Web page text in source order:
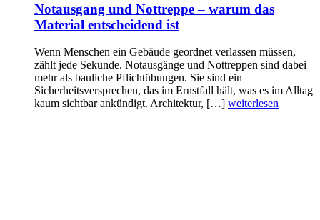
Notausgang und Nottreppe – warum das
Material entscheidend ist
Wenn Menschen ein Gebäude geordnet verlassen müssen,
zählt jede Sekunde. Notausgänge und Nottreppen sind dabei
mehr als bauliche Pflichtübungen. Sie sind ein
Sicherheitsversprechen, das im Ernstfall hält, was es im Alltag
kaum sichtbar ankündigt. Architektur, […] weiterlesen